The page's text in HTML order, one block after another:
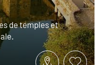
de temples et